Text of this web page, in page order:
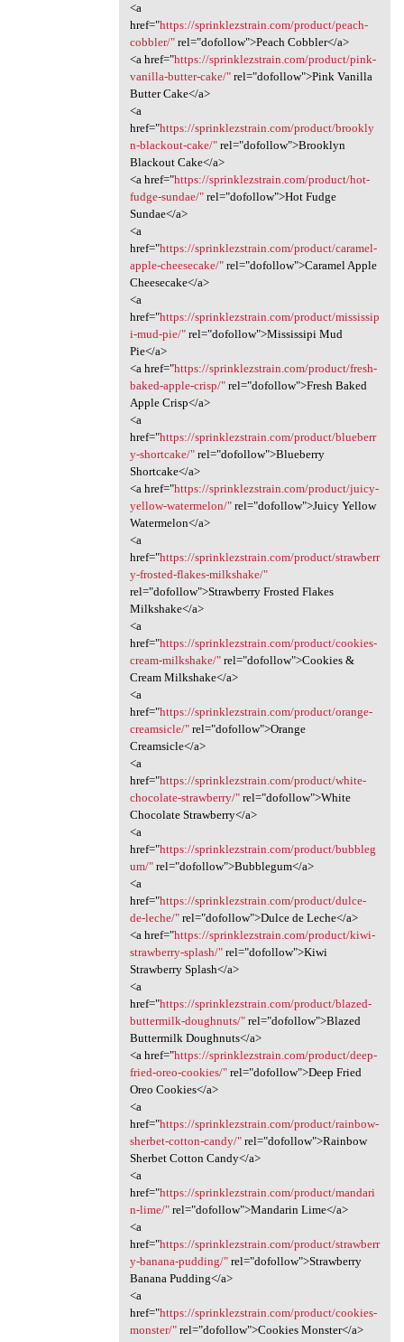
<a
href="https://sprinklezstrain.com/product/peach-
cobbler/"rel="dofollow">Peach Cobbler</a>
<a href="https://sprinklezstrain.com/product/pink-
vanilla-butter-cake/"rel="dofollow">Pink Vanilla
Butter Cake</a>
<a
href="https://sprinklezstrain.com/product/brookly
n-blackout-cake/"rel="dofollow">Brooklyn
Blackout Cake</a>
<a href="https://sprinklezstrain.com/product/hot-
fudge-sundae/"rel="dofollow">Hot Fudge
Sundae</a>
<a
href="https://sprinklezstrain.com/product/caramel-
apple-cheesecake/"rel="dofollow">Caramel Apple
Cheesecake</a>
<a
href="https://sprinklezstrain.com/product/mississip
i-mud-pie/"rel="dofollow">Mississipi Mud
Pie</a>
<a href="https://sprinklezstrain.com/product/fresh-
baked-apple-crisp/"rel="dofollow">Fresh Baked
Apple Crisp</a>
<a
href="https://sprinklezstrain.com/product/blueberr
y-shortcake/"rel="dofollow">Blueberry
Shortcake</a>
<a href="https://sprinklezstrain.com/product/juicy-
yellow-watermelon/"rel="dofollow">Juicy Yellow
Watermelon</a>
<a
href="https://sprinklezstrain.com/product/strawberr
y-frosted-flakes-milkshake/"
rel="dofollow">Strawberry Frosted Flakes
Milkshake</a>
<a
href="https://sprinklezstrain.com/product/cookies-
cream-milkshake/"rel="dofollow">Cookies &
Cream Milkshake</a>
<a
href="https://sprinklezstrain.com/product/orange-
creamsicle/"rel="dofollow">Orange
Creamsicle</a>
<a
href="https://sprinklezstrain.com/product/white-
chocolate-strawberry/"rel="dofollow">White
Chocolate Strawberry</a>
<a
href="https://sprinklezstrain.com/product/bubbleg
um/"rel="dofollow">Bubblegum</a>
<a
href="https://sprinklezstrain.com/product/dulce-
de-leche/"rel="dofollow">Dulce de Leche</a>
<a href="https://sprinklezstrain.com/product/kiwi-
strawberry-splash/"rel="dofollow">Kiwi
Strawberry Splash</a>
<a
href="https://sprinklezstrain.com/product/blazed-
buttermilk-doughnuts/"rel="dofollow">Blazed
Buttermilk Doughnuts</a>
<a href="https://sprinklezstrain.com/product/deep-
fried-oreo-cookies/"rel="dofollow">Deep Fried
Oreo Cookies</a>
<a
href="https://sprinklezstrain.com/product/rainbow-
sherbet-cotton-candy/"rel="dofollow">Rainbow
Sherbet Cotton Candy</a>
<a
href="https://sprinklezstrain.com/product/mandari
n-lime/"rel="dofollow">Mandarin Lime</a>
<a
href="https://sprinklezstrain.com/product/strawberr
y-banana-pudding/"rel="dofollow">Strawberry
Banana Pudding</a>
<a
href="https://sprinklezstrain.com/product/cookies-
monster/"rel="dofollow">Cookies Monster</a>